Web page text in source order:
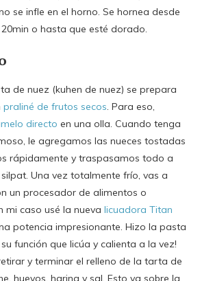
se infle en el horno. Se hornea desde
o hasta que esté dorado.
de nuez (kuhen de nuez) se prepara
praliné de frutos secos. Para eso,
directo en una olla. Cuando tenga
le agregamos las nueces tostadas
rápidamente y traspasamos todo a
Una vez totalmente frío, vas a
un procesador de alimentos o
mi caso usé la nueva licuadora Titan
potencia impresionante. Hizo la pasta
función que licúa y calienta a la vez!
y terminar el relleno de la tarta de
huevos, harina y sal. Esto va sobre la